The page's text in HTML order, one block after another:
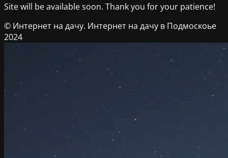
Site will be available soon. Thank you for your patience!
© Интернет на дачу. Интернет на дачу в Подмоскоье
2024